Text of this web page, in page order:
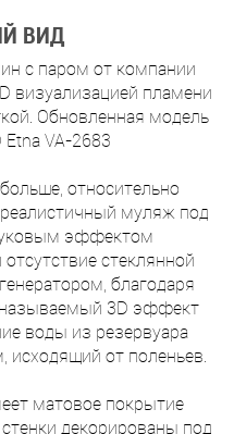
ВИД
с паром от компании
визуализацией пламени
Обновленная модель
VA-2683
относительно
муляж под
эффектом
стеклянной
благодаря
называемый 3D эффект
воды из резервуара
от поленьев.
матовое покрытие
декорированы под